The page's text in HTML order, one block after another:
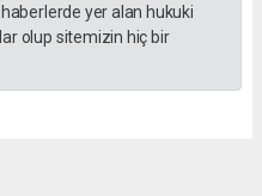
yer alan hukuki
olup sitemizin hiç bir